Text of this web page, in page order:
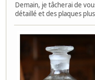
Demain, je tâcherai de
détaillé et des plaques